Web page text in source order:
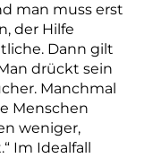
man muss erst
der Hilfe
Dann gilt
drückt sein
Manchmal
Menschen
weniger,
Im Idealfall